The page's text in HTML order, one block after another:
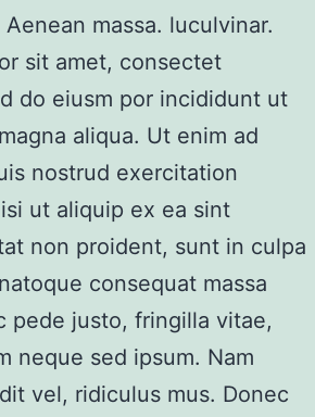
massa. luculvinar.
sit amet, consectet
do eiusm por incididunt ut
aliqua. Ut enim ad
nostrud exercitation
ut aliquip ex ea sint
non proident, sunt in culpa
consequat massa
pede justo, fringilla vitae,
neque sed ipsum. Nam
vel, ridiculus mus. Donec